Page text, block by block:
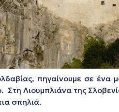
πηγαίνουμε σε
Στη Λιουμπλιάνα της
σπηλιά.